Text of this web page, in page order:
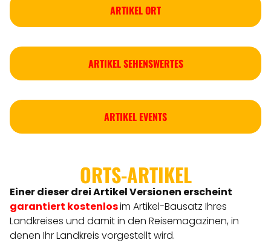
ARTIKEL ORT
ARTIKEL SEHENSWERTES
ARTIKEL EVENTS
ORTS-ARTIKEL
Einer dieser drei Artikel Versionen erscheint
garantiert kostenlosim Artikel-Bausatz Ihres
Landkreises und damit in den Reisemagazinen, in
denen Ihr Landkreis vorgestellt wird.